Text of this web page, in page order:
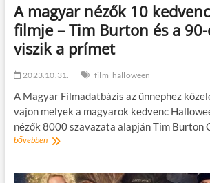
A magyar nézők 10
filmje – Tim Burton és a 90-
viszik a prímet
2023.10.31. film halloween
A Magyar Filmadatbázis az ünnephez
vajon melyek a magyarok kedvenc
nézők 8000 szavazata alapján Tim Burton
bővebbenA
10